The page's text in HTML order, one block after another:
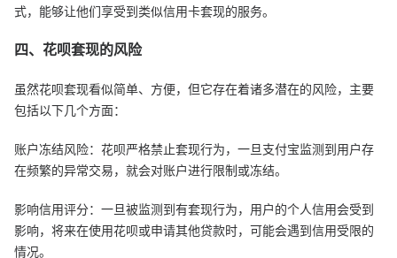
式，能够让他们享受到类似信用卡套现的服务。
四、花呗套现的风险
虽然花呗套现看似简单、方便，但它存在着诸多潜在的风险，主要
包括以下几个方面：
账户冻结风险：花呗严格禁止套现行为，一旦支付宝监测到用户存
在频繁的异常交易，就会对账户进行限制或冻结。
影响信用评分：一旦被监测到有套现行为，用户的个人信用会受到
影响，将来在使用花呗或申请其他贷款时，可能会遇到信用受限的
情况。